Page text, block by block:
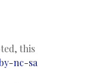
this
nc-sa